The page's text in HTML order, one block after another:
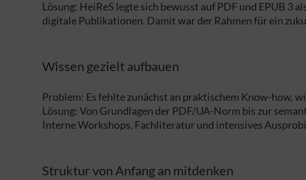
Lösung: HeiReS legte sich bewusst auf PDF und EPUB
digitale Publikationen. Damit war der Rahmen für ein
Wissen gezielt aufbauen
Problem: Es fehlte zunächst an praktischem Know-how,
Lösung: Von Grundlagen der PDF/UA-Norm bis zur
Interne Workshops, Fachliteratur und intensives
Struktur von Anfang an mitdenken